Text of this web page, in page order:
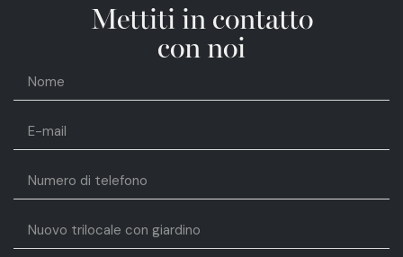
Mettiti in contatto
con noi